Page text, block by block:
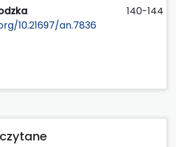
140-144
10.21697/an.7836